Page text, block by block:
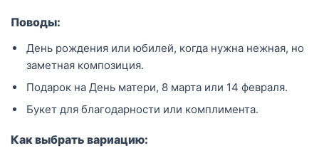
Поводы:
День рождения или юбилей, когда нужна нежная, но
заметная композиция.
Подарок на День матери, 8 марта или 14 февраля.
Букет для благодарности или комплимента.
Как выбрать вариацию: